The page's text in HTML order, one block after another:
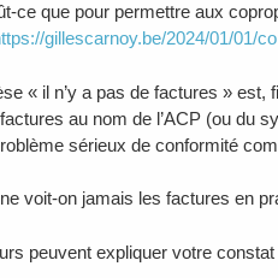
que pour permettre aux
gillescarnoy.be/2024/01/01/
« il n’y a pas de factures »
au nom de l’ACP (ou du
sérieux de conformité
voit‑on jamais les factures en
peuvent expliquer votre